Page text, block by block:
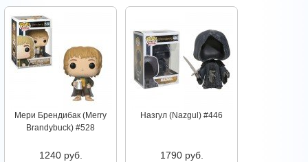
Мери Брендибак (Merry
Brandybuck) #528
1240 руб.
Назгул (Nazgul) #446
1790 руб.